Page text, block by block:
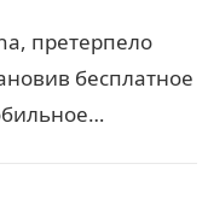
претерпело
бесплатное